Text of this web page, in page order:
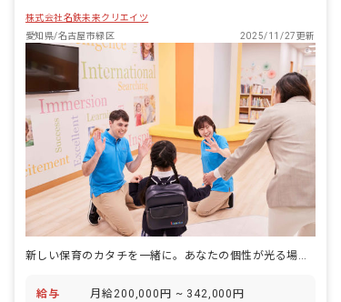
株式会社名鉄未来クリエイツ
愛知県/名古屋市緑区
2025/11/27更新
新しい保育のカタチを一緒に。あなたの個性が光る場所がここにあります。
給与 月給200,000円 ~ 342,000円